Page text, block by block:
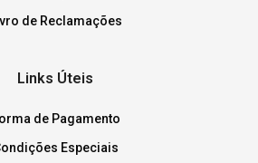
de Reclamações
Links Úteis
de Pagamento
Especiais